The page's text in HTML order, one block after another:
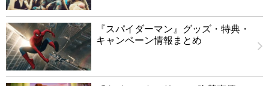
『スパイダーマン』グッズ・特典・
キャンペーン情報まとめ